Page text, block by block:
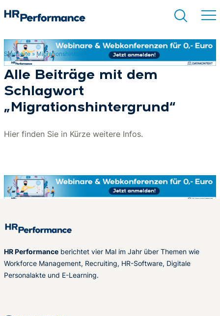
Suchen
Startseite» Migrationshintergrund
Alle Beiträge mit dem
Schlagwort
„Migrationshintergrund“
Hier finden Sie in Kürze weitere Infos.
HR Performance berichtet vier Mal im Jahr über Themen wie
Workforce Management, Recruiting, HR-Software, Digitale
Personalakte und E-Learning.